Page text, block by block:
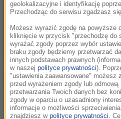
Armie Hammer /NINA
W lutym 2021 roku światło
geolokalizacyjne i identyfikację
Przechodząc do serwisu zgadzasz
Możesz wyrazić zgodę na powyższe
kliknięcie w przycisk "przechodzę do
wyrażać zgody poprzez wybór
braku zgody będziemy przetwarzać
innych podstawach prawnych
w naszej polityce prywatności).
"ustawienia zaawansowane" możesz
przed wyrażeniem zgody lub
przetwarzania Twoich danych bez
zgody w oparciu o uzasadniony
informacje o możliwości
znajdziesz w polityce prywatności .